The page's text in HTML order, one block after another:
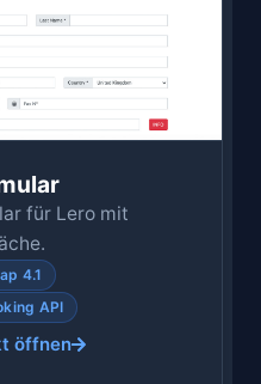
für Lero mit
4.1
API
öffnen